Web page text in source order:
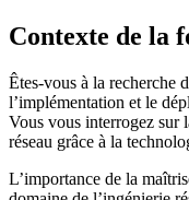
Contexte de la
Êtes-vous à la recherche
l’implémentation et le
Vous vous interrogez sur
réseau grâce à la
L’importance de la